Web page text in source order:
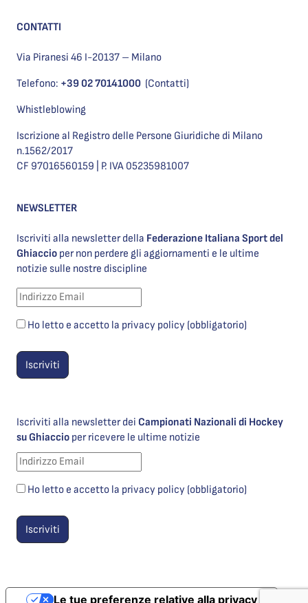
CONTATTI
Via Piranesi 46 I-20137 – Milano
Telefono: +39 02 70141000 (Contatti)
Whistleblowing
Iscrizione al Registro delle Persone Giuridiche di Milano
n.1562/2017
CF 97016560159 | P. IVA 05235981007
NEWSLETTER
Iscriviti alla newsletter della Federazione Italiana Sport del
Ghiaccio per non perdere gli aggiornamenti e le ultime
notizie sulle nostre discipline
Ho letto e accetto la privacy policy (obbligatorio)
Iscriviti alla newsletter dei Campionati Nazionali di Hockey
su Ghiaccio per ricevere le ultime notizie
Ho letto e accetto la privacy policy (obbligatorio)
Le tue preferenze relative alla privacy